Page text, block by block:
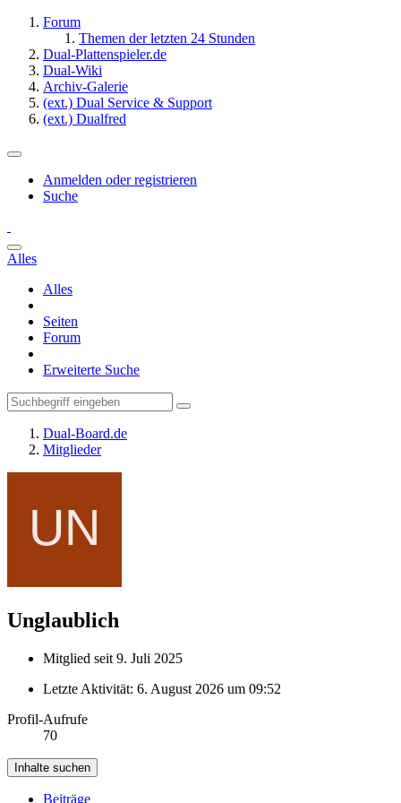
Forum
Themen der letzten 24 Stunden
Dual-Plattenspieler.de
Dual-Wiki
Archiv-Galerie
(ext.) Dual Service & Support
(ext.) Dualfred
Anmelden oder registrieren
Suche
Alles
Alles
Seiten
Forum
Erweiterte Suche
Dual-Board.de
Mitglieder
Unglaublich
Mitglied seit 9. Juli 2025
Letzte Aktivität: 6. August 2026 um 09:52
Profil-Aufrufe
70
Inhalte suchen
Beiträge